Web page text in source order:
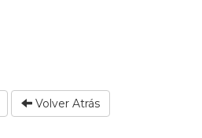
Volver Atrás